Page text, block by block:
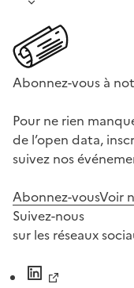
Abonnez-vous à
Pour ne rien
de l’open data,
suivez nos
Abonnez-vousVoir
Suivez-nous
sur les réseaux